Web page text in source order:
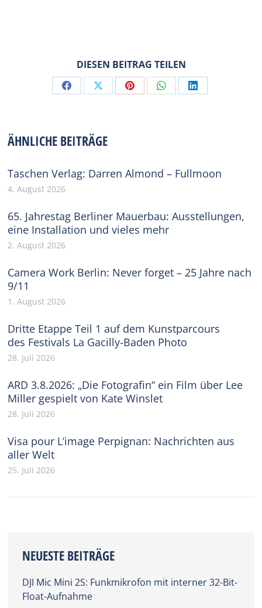
DIESEN BEITRAG TEILEN
Share Share Share Share Share
ÄHNLICHE BEITRÄGE
Taschen Verlag: Darren Almond – Fullmoon
4. August 2026
65. Jahrestag Berliner Mauerbau: Ausstellungen,
eine Installation und vieles mehr
2. August 2026
Camera Work Berlin: Never forget – 25 Jahre nach
9/11
1. August 2026
Dritte Etappe Teil 1 auf dem Kunstparcours
des Festivals La Gacilly-Baden Photo
28. Juli 2026
ARD 3.8.2026: „Die Fotografin“ ein Film über Lee
Miller gespielt von Kate Winslet
28. Juli 2026
Visa pour L’image Perpignan: Nachrichten aus
aller Welt
25. Juli 2026
NEUESTE BEITRÄGE
DJI Mic Mini 2S: Funkmikrofon mit interner 32-Bit-
Float-Aufnahme